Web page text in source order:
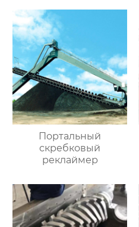
Портальный
скребковый
реклаймер